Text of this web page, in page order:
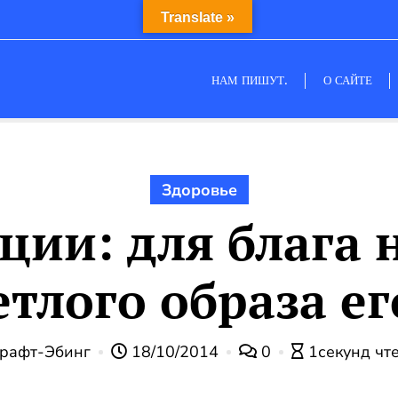
НАМ ПИШУТ. О САЙТЕ
Здоровье
для блага
образа
Эбинг 18/10/2014 0 1секунд
Translate »